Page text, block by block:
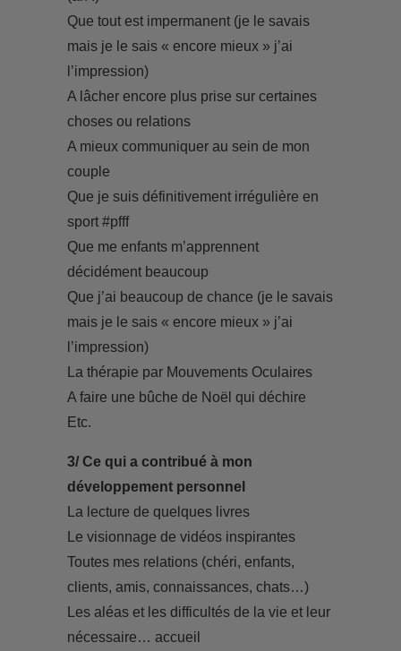
Que tout est impermanent (je le savais
mais je le sais « encore mieux » j’ai
l’impression)
A lâcher encore plus prise sur certaines
choses ou relations
A mieux communiquer au sein de mon
couple
Que je suis définitivement irrégulière en
sport #pfff
Que me enfants m’apprennent
décidément beaucoup
Que j’ai beaucoup de chance (je le savais
mais je le sais « encore mieux » j’ai
l’impression)
La thérapie par Mouvements Oculaires
A faire une bûche de Noël qui déchire
Etc.
3/ Ce qui a contribué à mon
développement personnel
La lecture de quelques livres
Le visionnage de vidéos inspirantes
Toutes mes relations (chéri, enfants,
clients, amis, connaissances, chats…)
Les aléas et les difficultés de la vie et leur
nécessaire… accueil